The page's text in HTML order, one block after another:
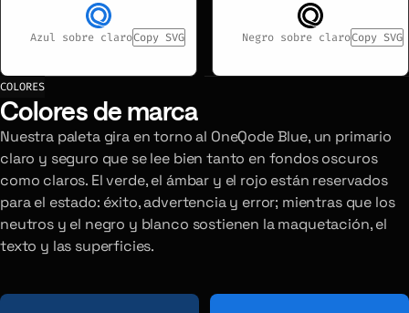
Azul sobre claroCopy SVG Negro sobre claroCopy SVG
COLORES
Colores de marca
Nuestra paleta gira en torno al OneQode Blue, un primario
claro y seguro que se lee bien tanto en fondos oscuros
como claros. El verde, el ámbar y el rojo están reservados
para el estado: éxito, advertencia y error; mientras que los
neutros y el negro y blanco sostienen la maquetación, el
texto y las superficies.